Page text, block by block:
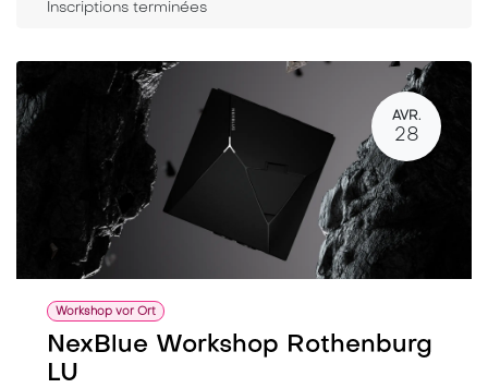
Inscriptions terminées
AVR.
28
Workshop vor Ort
NexBlue Workshop Rothenburg
LU